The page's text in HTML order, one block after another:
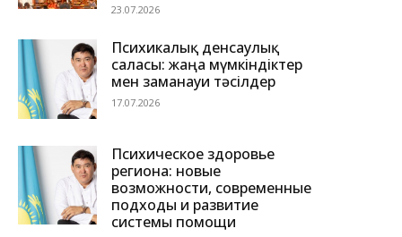
23.07.2026
Психикалық денсаулық
саласы: жаңа мүмкіндіктер
мен заманауи тәсілдер
17.07.2026
Психическое здоровье
региона: новые
возможности, современные
подходы и развитие
системы помощи